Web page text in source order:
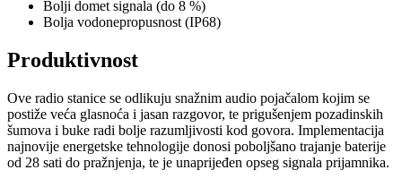
Bolji domet signala (do 8 %)
Bolja vodonepropusnost (IP68)
Produktivnost
Ove radio stanice se odlikuju snažnim audio pojačalom kojim se
postiže veća glasnoća i jasan razgovor, te prigušenjem pozadinskih
šumova i buke radi bolje razumljivosti kod govora. Implementacija
najnovije energetske tehnologije donosi poboljšano trajanje baterije
od 28 sati do pražnjenja, te je unaprijeđen opseg signala prijamnika.